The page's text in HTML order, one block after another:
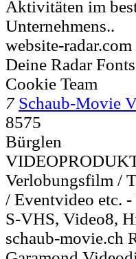
Aktivitäten im
Unternehmens..
website-
Deine Radar
Cookie Team
7 Schaub-Movie
8575
Bürglen
Verlobungsfilm /
/ Eventvideo etc.
S-VHS, Video8,
schaub-movie.ch